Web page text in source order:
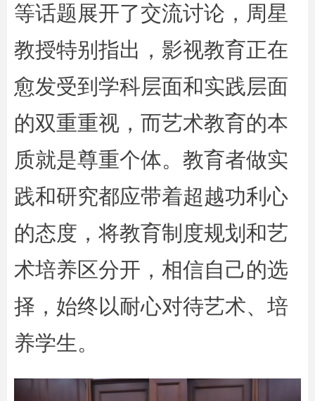
等话题展开了交流讨论，周星
教授特别指出，影视教育正在
愈发受到学科层面和实践层面
的双重重视，而艺术教育的本
质就是尊重个体。教育者做实
践和研究都应带着超越功利心
的态度，将教育制度规划和艺
术培养区分开，相信自己的选
择，始终以耐心对待艺术、培
养学生。